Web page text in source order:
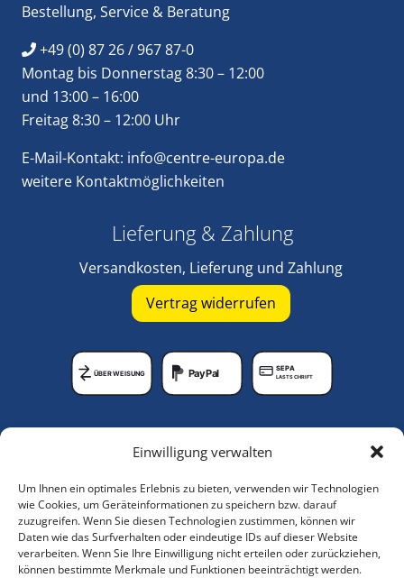
Einwilligung verwalten
Um Ihnen ein optimales Erlebnis zu bieten, verwenden wir Technologien
wie Cookies, um Geräteinformationen zu speichern bzw. darauf
zuzugreifen. Wenn Sie diesen Technologien zustimmen, können wir
Daten wie das Surfverhalten oder eindeutige IDs auf dieser Website
verarbeiten. Wenn Sie Ihre Einwilligung nicht erteilen oder zurückziehen,
können bestimmte Merkmale und Funktionen beeinträchtigt werden.
Bestellung, Service & Beratung
+49 (0) 87 26 / 967 87-0
Montag bis Donnerstag 8:30 – 12:00
und 13:00 – 16:00
Freitag 8:30 – 12:00 Uhr
E-Mail-Kontakt: info@centre-europa.de
weitere Kontaktmöglichkeiten
Lieferung & Zahlung
Versandkosten, Lieferung und Zahlung
Vertrag widerrufen
ÜBERWEISUNG PayPal SEPA
LASTSCHRIFT
Unternehmen
Anleitungsvideos
Über uns
Service